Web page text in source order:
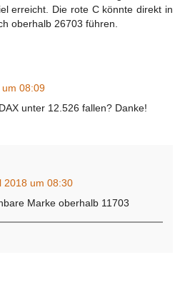
erreicht. Die rote C könnte direkt in
oberhalb 26703 führen.
um 08:09
unter 12.526 fallen? Danke!
2018 um 08:30
Marke oberhalb 11703